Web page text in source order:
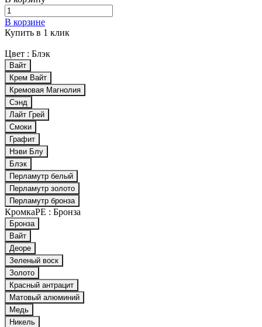
В корзине
Купить в 1 клик
Цвет : Блэк
Вайт
Крем Вайт
Кремовая Магнолия
Сэнд
Лайт Грей
Смоки
Графит
Нэви Блу
Блэк
Перламутр белый
Перламутр золото
Перламутр бронза
КромкаPE : Бронза
Бронза
Вайт
Деоре
Зеленый воск
Золото
Красный антрацит
Матовый алюминий
Медь
Никель